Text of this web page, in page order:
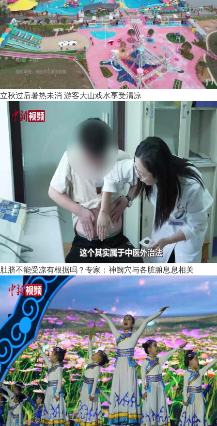
立秋过后暑热未消 游客大山戏水享受清凉
肚脐不能受凉有根据吗？专家：神阙穴与各脏腑息息相关